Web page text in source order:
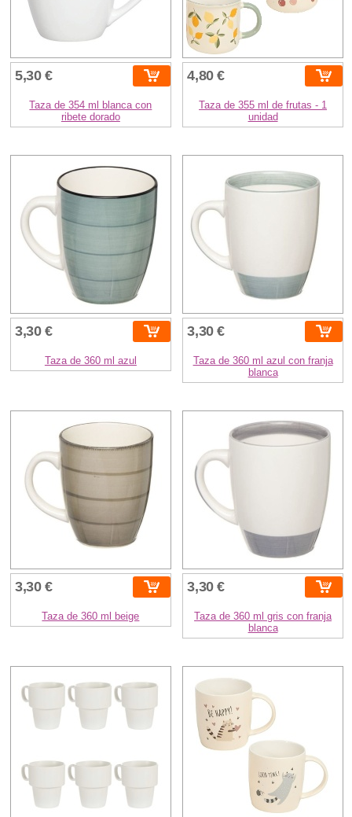
5,30 €
Taza de 354 ml blanca con
ribete dorado
4,80 €
Taza de 355 ml de frutas - 1
unidad
3,30 €
Taza de 360 ml azul
3,30 €
Taza de 360 ml azul con franja
blanca
3,30 €
Taza de 360 ml beige
3,30 €
Taza de 360 ml gris con franja
blanca